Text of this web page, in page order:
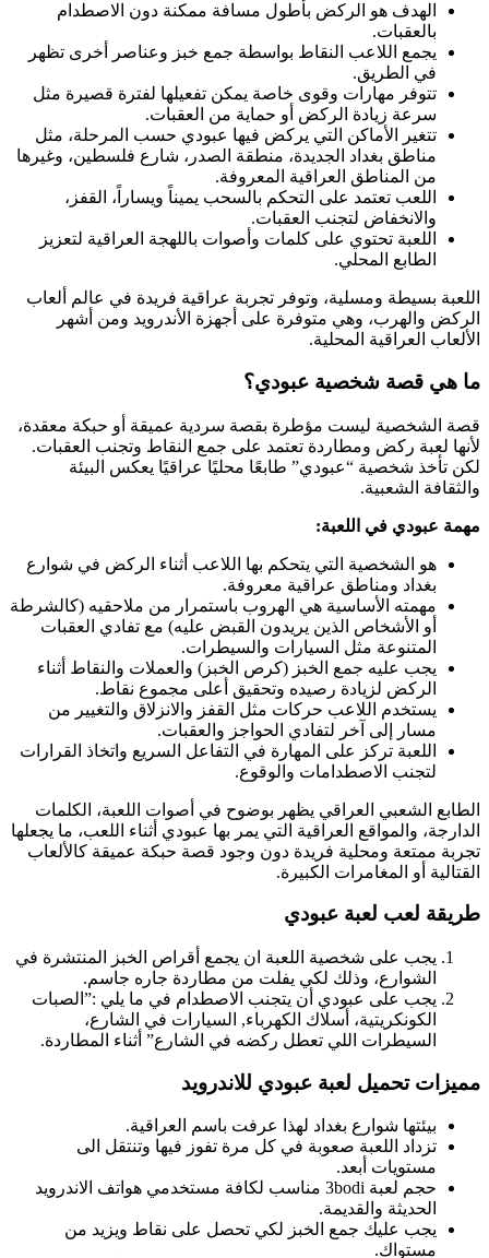
الهدف هو الركض بأطول مسافة ممكنة دون الاصطدام
بالعقبات.
يجمع اللاعب النقاط بواسطة جمع خبز وعناصر أخرى تظهر
في الطريق.
تتوفر مهارات وقوى خاصة يمكن تفعيلها لفترة قصيرة مثل
سرعة زيادة الركض أو حماية من العقبات.
تتغير الأماكن التي يركض فيها عبودي حسب المرحلة، مثل
مناطق بغداد الجديدة، منطقة الصدر، شارع فلسطين، وغيرها
من المناطق العراقية المعروفة.
اللعب تعتمد على التحكم بالسحب يميناً ويساراً، القفز،
والانخفاض لتجنب العقبات.
اللعبة تحتوي على كلمات وأصوات باللهجة العراقية لتعزيز
الطابع المحلي.
اللعبة بسيطة ومسلية، وتوفر تجربة عراقية فريدة في عالم ألعاب
الركض والهرب، وهي متوفرة على أجهزة الأندرويد ومن أشهر
الألعاب العراقية المحلية.
ما هي قصة شخصية عبودي؟
قصة الشخصية ليست مؤطرة بقصة سردية عميقة أو حبكة معقدة،
لأنها لعبة ركض ومطاردة تعتمد على جمع النقاط وتجنب العقبات.
لكن تأخذ شخصية “عبودي” طابعًا محليًا عراقيًا يعكس البيئة
والثقافة الشعبية.
مهمة عبودي في اللعبة:
هو الشخصية التي يتحكم بها اللاعب أثناء الركض في شوارع
بغداد ومناطق عراقية معروفة.
مهمته الأساسية هي الهروب باستمرار من ملاحقيه (كالشرطة
أو الأشخاص الذين يريدون القبض عليه) مع تفادي العقبات
المتنوعة مثل السيارات والسيطرات.
يجب عليه جمع الخبز (كرص الخبز) والعملات والنقاط أثناء
الركض لزيادة رصيده وتحقيق أعلى مجموع نقاط.
يستخدم اللاعب حركات مثل القفز والانزلاق والتغيير من
مسار إلى آخر لتفادي الحواجز والعقبات.
اللعبة تركز على المهارة في التفاعل السريع واتخاذ القرارات
لتجنب الاصطدامات والوقوع.
الطابع الشعبي العراقي يظهر بوضوح في أصوات اللعبة، الكلمات
الدارجة، والمواقع العراقية التي يمر بها عبودي أثناء اللعب، ما يجعلها
تجربة ممتعة ومحلية فريدة دون وجود قصة حبكة عميقة كالألعاب
القتالية أو المغامرات الكبيرة.
طريقة لعب لعبة عبودي
يجب على شخصية اللعبة ان يجمع أقراص الخبز المنتشرة في
الشوارع، وذلك لكي يفلت من مطاردة جاره جاسم.
يجب على عبودي أن يتجنب الاصطدام في ما يلي :”الصبات
الكونكريتية، أسلاك الكهرباء, السيارات في الشارع،
السيطرات اللي تعطل ركضه في الشارع” أثناء المطاردة.
مميزات تحميل لعبة عبودي للاندرويد
بيئتها شوارع بغداد لهذا عرفت باسم العراقية.
تزداد اللعبة صعوبة في كل مرة تفوز فيها وتنتقل الى
مستويات أبعد.
حجم لعبة 3bodi مناسب لكافة مستخدمي هواتف الاندرويد
الحديثة والقديمة.
يجب عليك جمع الخبز لكي تحصل على نقاط ويزيد من
مستواك.